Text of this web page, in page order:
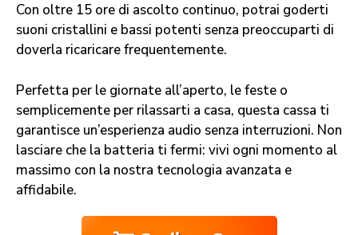
Con oltre 15 ore di ascolto continuo, potrai goderti
suoni cristallini e bassi potenti senza preoccuparti di
doverla ricaricare frequentemente.
Perfetta per le giornate all’aperto, le feste o
semplicemente per rilassarti a casa, questa cassa ti
garantisce un’esperienza audio senza interruzioni. Non
lasciare che la batteria ti fermi: vivi ogni momento al
massimo con la nostra tecnologia avanzata e
affidabile.